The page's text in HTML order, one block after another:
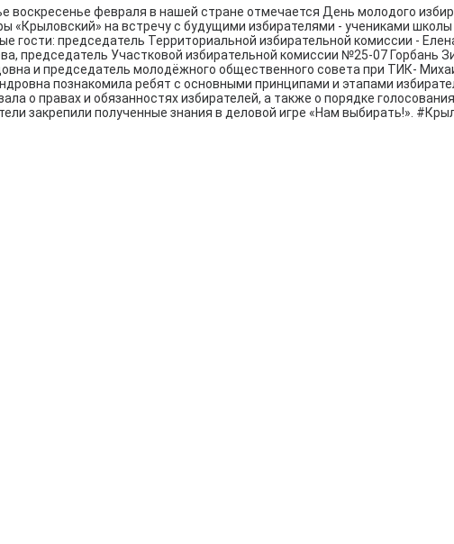
воскресенье февраля в нашей стране отмечается День молодого
«Крыловский» на встречу с будущими избирателями - учениками
гости: председатель Территориальной избирательной комиссии -
председатель Участковой избирательной комиссии №25-07 Горбань
и председатель молодёжного общественного совета при ТИК-
познакомила ребят с основными принципами и этапами
о правах и обязанностях избирателей, а также о порядке
закрепили полученные знания в деловой игре «Нам выбирать!».